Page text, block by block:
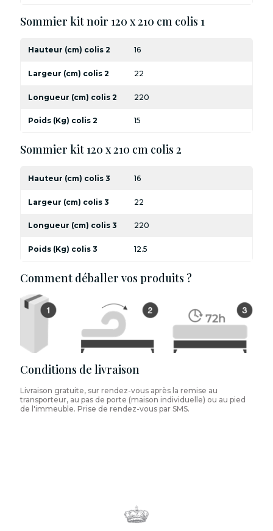
Sommier kit noir 120 x 210 cm colis 1
Hauteur (cm) colis 2 16
Largeur (cm) colis 2 22
Longueur (cm) colis 2 220
Poids (Kg) colis 2 15
Sommier kit 120 x 210 cm colis 2
Hauteur (cm) colis 3 16
Largeur (cm) colis 3 22
Longueur (cm) colis 3 220
Poids (Kg) colis 3 12.5
Comment déballer vos produits ?
Conditions de livraison
Livraison gratuite, sur rendez-vous après la remise au
transporteur, au pas de porte (maison individuelle) ou au pied
de l'immeuble. Prise de rendez-vous par SMS.